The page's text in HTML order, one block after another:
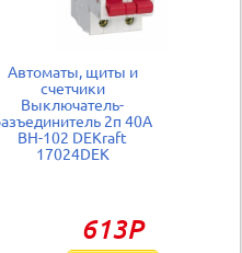
Автоматы, щиты и
счетчики
Выключатель-
2п 40А
ВН-102 DEKraft
17024DEK
613Р